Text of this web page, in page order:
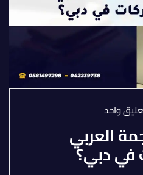
واحد
العربي
في دبي؟